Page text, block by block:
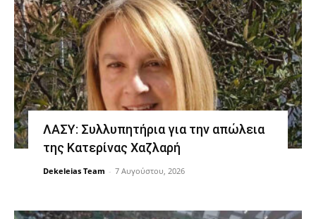
ΛΑΣΥ: Συλλυπητήρια για την απώλεια
της Κατερίνας Χαζλαρή
Dekeleias Team - 7 Αυγούστου, 2026